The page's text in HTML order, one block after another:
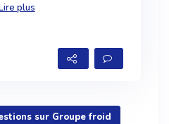
plus
sur Groupe froid